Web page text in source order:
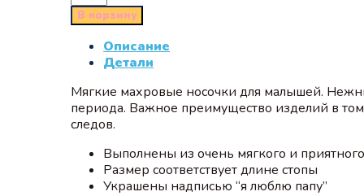
В корзину
Описание
Детали
Мягкие махровые носочки для малышей.
периода. Важное преимущество изделий в
следов.
Выполнены из очень мягкого и
Размер соответствует длине стопы
Украшены надписью “я люблю папу”